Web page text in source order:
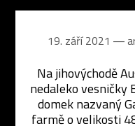
19. září 2021 ―
Na jihovýchodě
nedaleko vesničky
domek nazvaný
farmě o velikosti